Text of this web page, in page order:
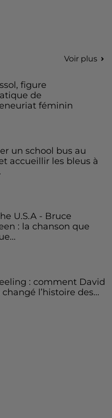
Voir plus
figure
de
féminin
un school bus au
accueillir les bleus à
U.S.A - Bruce
: la chanson que
: comment David
l’histoire des...